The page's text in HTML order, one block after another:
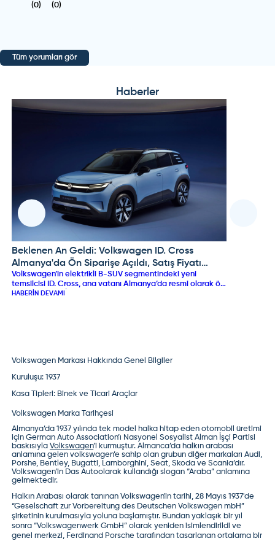
(0) (0)
Tüm yorumları gör
Haberler
VOLKSWAGEN
Beklenen An Geldi: Volkswagen ID. Cross
Almanya'da Ön Siparişe Açıldı, Satış Fiyatı
Netleşti!
Volkswagen’in elektrikli B-SUV segmentindeki yeni
temsilcisi ID. Cross, ana vatanı Almanya’da resmi olarak ön
siparişe açıldı. İlk etapta 52 kWh bataryalı ve 427 km WLTP
HABERIN DEVAMI
Volkswagen Markası Hakkında Genel Bilgiler
Kuruluşu:1937
Kasa Tipleri: Binek ve Ticari Araçlar
Volkswagen Marka Tarihçesi
Almanya’da 1937 yılında tek model halka hitap eden otomobil üretimi
için German Auto Association’ı Nasyonel Sosyalist Alman İşçi Partisi
baskısıylaVolkswagen’i kurmuştur. Almanca’da halkın arabası
anlamına gelen volkswagen’e sahip olan grubun diğer markalarıAudi ,
Porshe, Bentley, Bugatti , Lamborghini ,Seat,Skoda veScania’dır.
Volkswagen’in Das Autoolarak kullandığı slogan “Araba” anlamına
gelmektedir.
Halkın Arabası olarak tanınanVolkswagen'in tarihi, 28 Mayıs 1937'de
“Geselschaft zur Vorbereitung des Deutschen Volkswagen mbH”
şirketinin kurulmasıyla yoluna başlamıştır. Bundan yaklaşık bir yıl
sonra “Volkswagenwerk GmbH” olarak yeniden isimlendirildi ve
genel merkezi, Ferdinand Porsche tarafından tasarlanan ortalama bir